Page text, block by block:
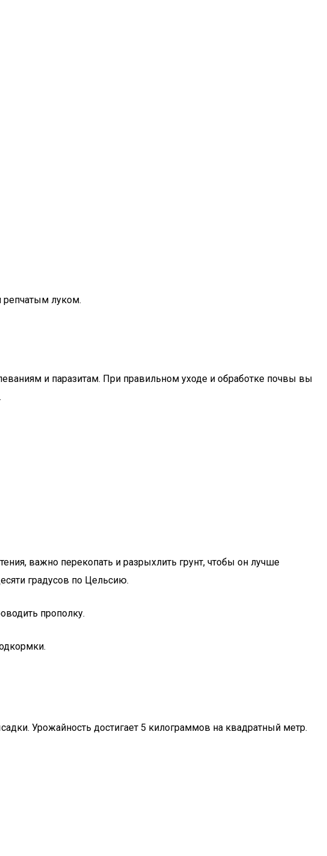
репчатым луком.
и паразитам. При правильном уходе и обработке почвы вы
важно перекопать и разрыхлить грунт, чтобы он лучше
градусов по Цельсию.
прополку.
Урожайность достигает 5 килограммов на квадратный метр.